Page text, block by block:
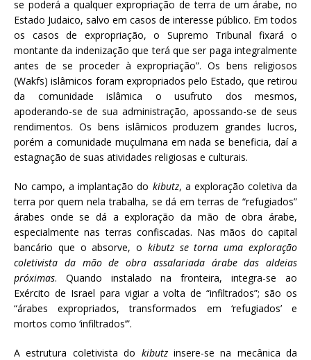
se poderá a qualquer expropriação de terra de um árabe, no
Estado Judaico, salvo em casos de interesse público. Em todos
os casos de expropriação, o Supremo Tribunal fixará o
montante da indenização que terá que ser paga integralmente
antes de se proceder à expropriação”. Os bens religiosos
(Wakfs) islâmicos foram expropriados pelo Estado, que retirou
da comunidade islâmica o usufruto dos mesmos,
apoderando-se de sua administração, apossando-se de seus
rendimentos. Os bens islâmicos produzem grandes lucros,
porém a comunidade muçulmana em nada se beneficia, daí a
estagnação de suas atividades religiosas e culturais.
No campo, a implantação do kibutz, a exploração coletiva da
terra por quem nela trabalha, se dá em terras de “refugiados”
árabes onde se dá a exploração da mão de obra árabe,
especialmente nas terras confiscadas. Nas mãos do capital
bancário que o absorve, o kibutz se torna uma exploração
coletivista da mão de obra assalariada árabe das aldeias
próximas. Quando instalado na fronteira, integra-se ao
Exército de Israel para vigiar a volta de “infiltrados”; são os
“árabes expropriados, transformados em ‘refugiados’ e
mortos como ‘infiltrados’”.
A estrutura coletivista do kibutzinsere-se na mecânica da